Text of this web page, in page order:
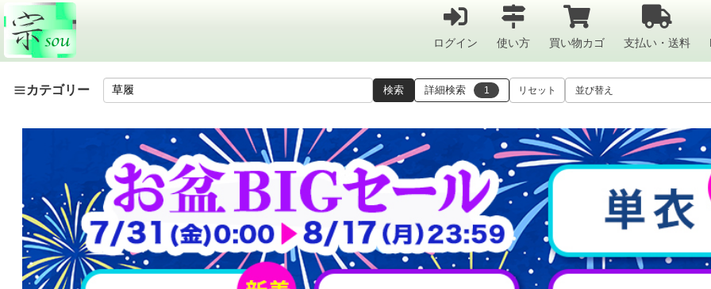
ログイン 使い方 買い物カゴ 支払い・送料
カテゴリー 検索 詳細検索 1 リセット